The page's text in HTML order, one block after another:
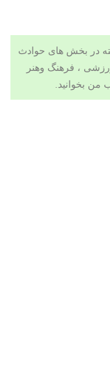
و مهم ترین رویدادهای ۲۴ ساعته در بخش های حوادث
، فرهنگ وهنر
من بخوانید.